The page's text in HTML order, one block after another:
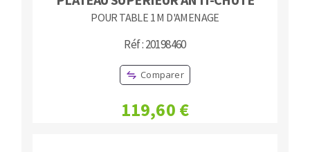
POUR TABLE 1 M D'AMENAGE
Réf : 20198460
Comparer
119,60 €